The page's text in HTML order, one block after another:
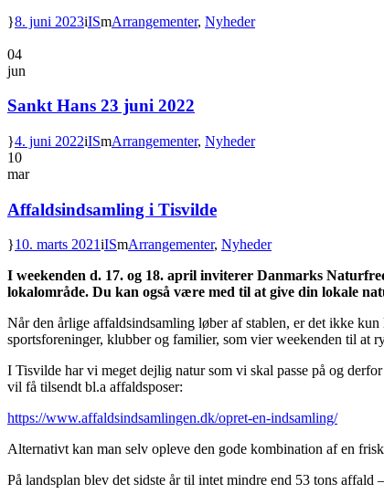
8. juni 2023 IS Arrangementer, Nyheder
04
jun
Sankt Hans 23 juni 2022
4. juni 2022 IS Arrangementer, Nyheder
10
mar
Affaldsindsamling i Tisvilde
10. marts 2021 IS Arrangementer, Nyheder
I weekenden d. 17. og 18. april inviterer Danmarks
lokalområde. Du kan også være med til at give din lokale
Når den årlige affaldsindsamling løber af stablen, er det ikke
sportsforeninger, klubber og familier, som vier weekenden til at
I Tisvilde har vi meget dejlig natur som vi skal passe på og
vil få tilsendt bl.a affaldsposer:
https://www.affaldsindsamlingen.dk/opret-en-indsamling/
Alternativt kan man selv opleve den gode kombination af en
På landsplan blev det sidste år til intet mindre end 53 tons affald